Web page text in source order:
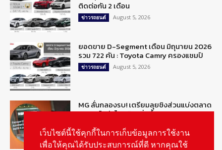
ติดต่อกัน 2 เดือน
ข่าวรถยนต์ August 5, 2026
ยอดขาย D-Segment เดือน มิถุนายน 2026
รวม 722 คัน : Toyota Camry ครองแชมป์
ข่าวรถยนต์ August 5, 2026
MG ลั่นกลองรบ! เตรียมลุยชิงส่วนแบ่งตลาด
รถยนต์กลุ่มไฮบริดเพิ่มขึ้น
เว็บไซต์นี้ใช้คุกกี้ในการเก็บข้อมูลการใช้งาน
เพื่อให้คุณได้รับประสบการณ์ที่ดี หากคุณใช้